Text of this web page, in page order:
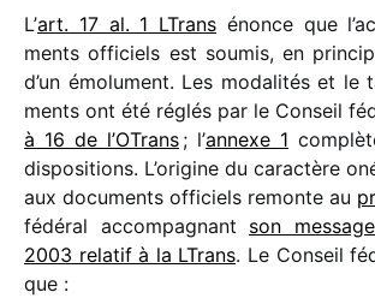
L’art. 17 al. 1 LTrans énonce que
ments offi­ciels est soumis, en
d’un émolu­ment. Les moda­li­tés et
ments ont été réglés par le Conseil
à 16 de l’OTrans ; l’annexe 1
dispo­si­tions. L’origine du carac­tère
aux docu­ments offi­ciels remonte au
fédé­ral accom­pa­gnant son
2003 rela­tif à la LTrans. Le Conseil
que :